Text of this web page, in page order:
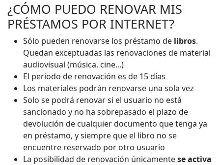
¿CÓMO PUEDO RENOVAR MIS
PRÉSTAMOS POR INTERNET?
Sólo pueden renovarse los préstamo de libros.
Quedan exceptuadas las renovaciones de material
audiovisual (música, cine...)
El periodo de renovación es de 15 días
Los materiales podrán renovarse una sola vez
Solo se podrá renovar si el usuario no está
sancionado y no ha sobrepasado el plazo de
devolución de cualquier documento que tenga ya
en préstamo, y siempre que el libro no se
encuentre reservado por otro usuario
La posibilidad de renovación únicamentese activa